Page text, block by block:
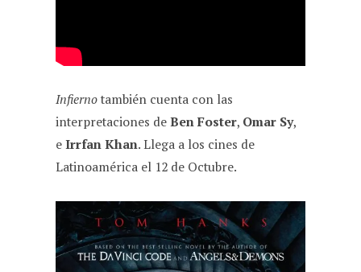
Infiernotambién cuenta con las
interpretaciones deBen Foster, Omar Sy,
eIrrfan Khan. Llega a los cines de
Latinoamérica el 12 de Octubre.